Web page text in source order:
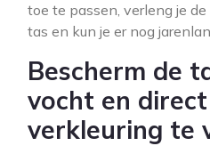
toe te passen, verleng je
tas en kun je er nog
Bescherm de
vocht en
verkleuring te